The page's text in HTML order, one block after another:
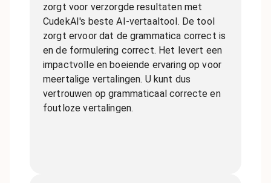
zorgt voor verzorgde resultaten met
CudekAI's beste AI-vertaaltool. De tool
zorgt ervoor dat de grammatica correct is
en de formulering correct. Het levert een
impactvolle en boeiende ervaring op voor
meertalige vertalingen. U kunt dus
vertrouwen op grammaticaal correcte en
foutloze vertalingen.